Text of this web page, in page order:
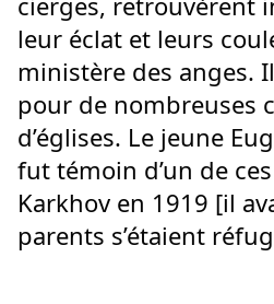
leur éclat et leurs
ministère des anges.
pour de nombreuses
d’églises. Le jeune
fut témoin d’un de
Karkhov en 1919 [il
parents s’étaient